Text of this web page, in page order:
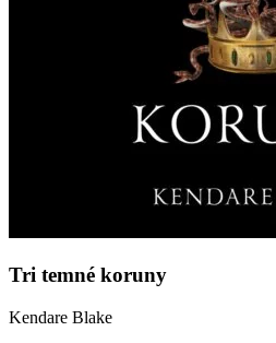
Tri temné koruny
Kendare Blake